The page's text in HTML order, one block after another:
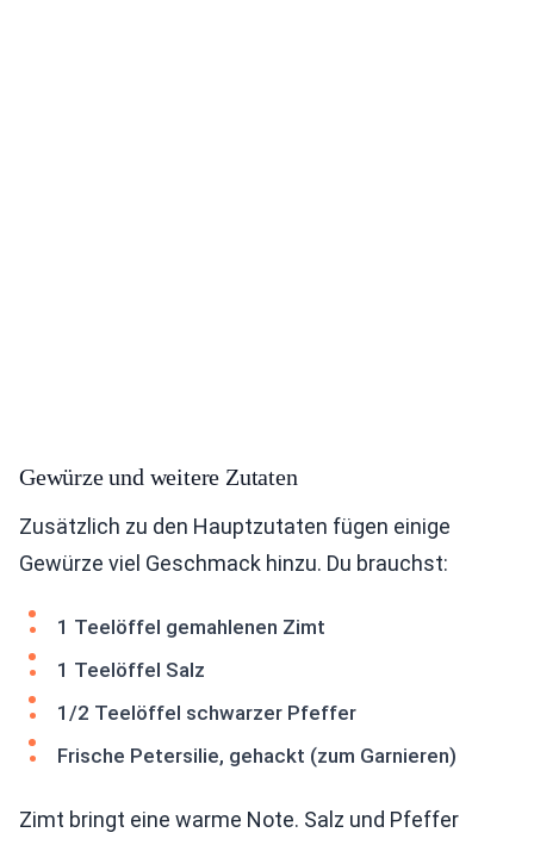
Gewürze und weitere Zutaten
Zusätzlich zu den Hauptzutaten fügen einige
Gewürze viel Geschmack hinzu. Du brauchst:
1 Teelöffel gemahlenen Zimt
1 Teelöffel Salz
1/2 Teelöffel schwarzer Pfeffer
Frische Petersilie, gehackt (zum Garnieren)
Zimt bringt eine warme Note. Salz und Pfeffer